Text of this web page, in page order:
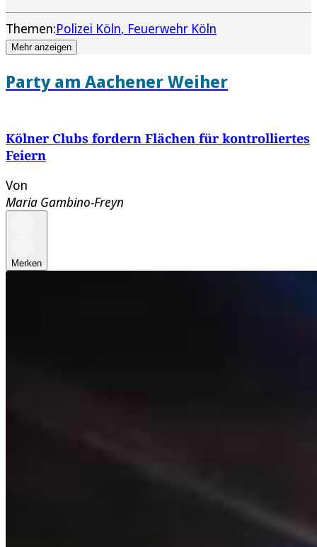
Themen:Polizei Köln Feuerwehr Köln
Mehr anzeigen
Party am Aachener Weiher
Kölner Clubs fordern Flächen für kontrolliertes
Feiern
Von
Maria Gambino-Freyn
Merken